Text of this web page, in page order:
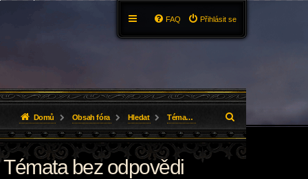
Přihlásit se
FAQ
Domů Obsah fóra Hledat Témata bez odpovědi
l
e
Témata bez odpovědi